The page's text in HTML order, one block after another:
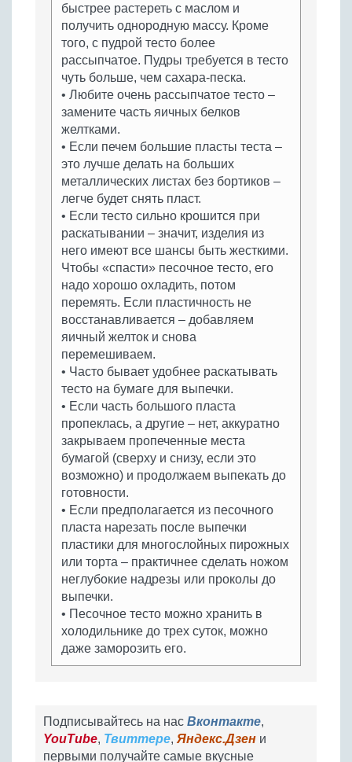
быстрее растереть с маслом и
получить однородную массу. Кроме
того, с пудрой тесто более
рассыпчатое. Пудры требуется в тесто
чуть больше, чем сахара-песка.
• Любите очень рассыпчатое тесто –
замените часть яичных белков
желтками.
• Если печем большие пласты теста –
это лучше делать на больших
металлических листах без бортиков –
легче будет снять пласт.
• Если тесто сильно крошится при
раскатывании – значит, изделия из
него имеют все шансы быть жесткими.
Чтобы «спасти» песочное тесто, его
надо хорошо охладить, потом
перемять. Если пластичность не
восстанавливается – добавляем
яичный желток и снова
перемешиваем.
• Часто бывает удобнее раскатывать
тесто на бумаге для выпечки.
• Если часть большого пласта
пропеклась, а другие – нет, аккуратно
закрываем пропеченные места
бумагой (сверху и снизу, если это
возможно) и продолжаем выпекать до
готовности.
• Если предполагается из песочного
пласта нарезать после выпечки
пластики для многослойных пирожных
или торта – практичнее сделать ножом
неглубокие надрезы или проколы до
выпечки.
• Песочное тесто можно хранить в
холодильнике до трех суток, можно
даже заморозить его.
Подписывайтесь на нас Вконтакте,
YouTube, Твиттере, Яндекс.Дзен и
первыми получайте самые вкусные